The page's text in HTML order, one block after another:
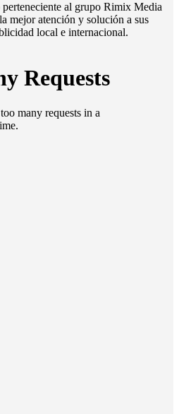
al grupo Rimix Media
mejor atención y solución a sus
local e internacional.